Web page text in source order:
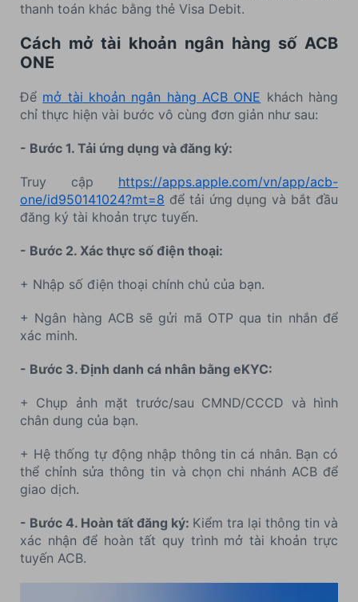
thanh toán khác bằng thẻ Visa Debit.
Cách mở tài khoản ngân hàng số ACB
ONE
Để mở tài khoản ngân hàng ACB ONE khách hàng
chỉ thực hiện vài bước vô cùng đơn giản như sau:
- Bước 1. Tải ứng dụng và đăng ký:
Truy cập https://apps.apple.com/vn/app/acb-
one/id950141024?mt=8 để tải ứng dụng và bắt đầu
đăng ký tài khoản trực tuyến.
- Bước 2. Xác thực số điện thoại:
+ Nhập số điện thoại chính chủ của bạn.
+ Ngân hàng ACB sẽ gửi mã OTP qua tin nhắn để
xác minh.
- Bước 3. Định danh cá nhân bằng eKYC:
+ Chụp ảnh mặt trước/sau CMND/CCCD và hình
chân dung của bạn.
+ Hệ thống tự động nhập thông tin cá nhân. Bạn có
thể chỉnh sửa thông tin và chọn chi nhánh ACB để
giao dịch.
- Bước 4. Hoàn tất đăng ký: Kiểm tra lại thông tin và
xác nhận để hoàn tất quy trình mở tài khoản trực
tuyến ACB.